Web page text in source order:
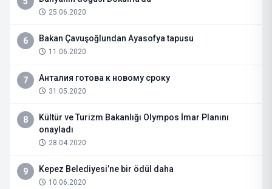
25.06.2020
6 Bakan Çavuşoğlundan Ayasofya tapusu
11.06.2020
7 Анталия готова к новому сроку
31.05.2020
8
Kültür ve Turizm Bakanlığı Olympos İmar Planını
onayladı
28.04.2020
9 Kepez Belediyesi’ne bir ödül daha
10.06.2020